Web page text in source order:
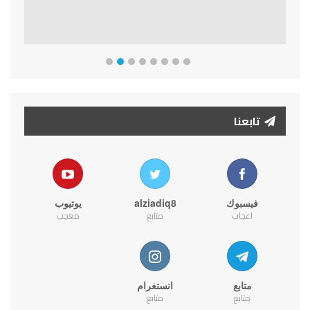
تابعنا
فيسبوك
اعجاب
alziadiq8
متابع
يوتيوب
معجب
متابع
متابع
انستغرام
متابع